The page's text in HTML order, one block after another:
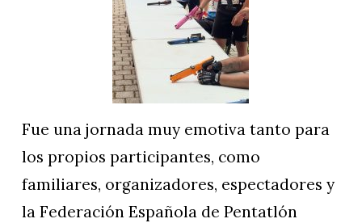
Fue una jornada muy emotiva tanto para
los propios participantes, como
familiares, organizadores, espectadores y
la Federación Española de Pentatlón